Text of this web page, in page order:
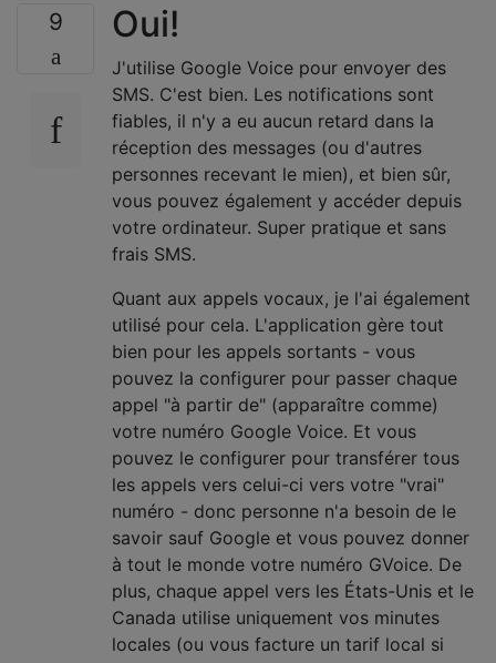
9 Oui!
J'utilise Google Voice pour envoyer des
SMS. C'est bien. Les notifications sont
fiables, il n'y a eu aucun retard dans la
réception des messages (ou d'autres
personnes recevant le mien), et bien sûr,
vous pouvez également y accéder depuis
votre ordinateur. Super pratique et sans
frais SMS.
Quant aux appels vocaux, je l'ai également
utilisé pour cela. L'application gère tout
bien pour les appels sortants - vous
pouvez la configurer pour passer chaque
appel "à partir de" (apparaître comme)
votre numéro Google Voice. Et vous
pouvez le configurer pour transférer tous
les appels vers celui-ci vers votre "vrai"
numéro - donc personne n'a besoin de le
savoir sauf Google et vous pouvez donner
à tout le monde votre numéro GVoice. De
plus, chaque appel vers les États-Unis et le
Canada utilise uniquement vos minutes
locales (ou vous facture un tarif local si